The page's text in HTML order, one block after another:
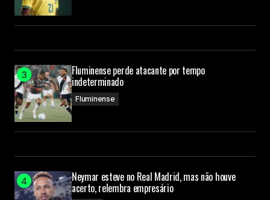
Fluminense perde atacante por tempo
indeterminado
Fluminense
Neymar esteve no Real Madrid, mas não houve
acerto, relembra empresário